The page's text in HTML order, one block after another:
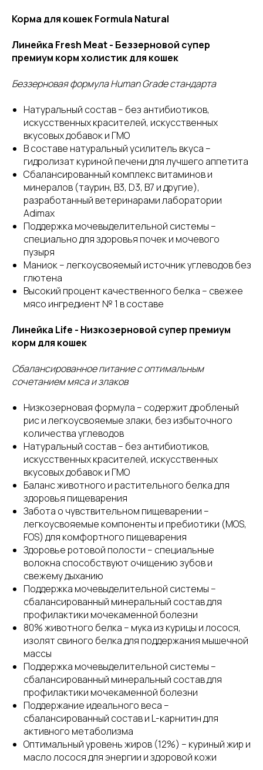
Корма для кошек Formula Natural
Линейка Fresh Meat - Беззерновой супер
премиум корм холистик для кошек
Беззерновая формула Human Grade стандарта
Натуральный состав – без антибиотиков,
искусственных красителей, искусственных
вкусовых добавок и ГМО
В составе натуральный усилитель вкуса –
гидролизат куриной печени для лучшего аппетита
Сбалансированный комплекс витаминов и
минералов (таурин, В3, D3, В7 и другие),
разработанный ветеринарами лаборатории
Adimax
Поддержка мочевыделительной системы –
специально для здоровья почек и мочевого
пузыря
Маниок – легкоусвояемый источник углеводов без
глютена
Высокий процент качественного белка – свежее
мясо ингредиент № 1 в составе
Линейка Life - Низкозерновой супер премиум
корм для кошек
Сбалансированное питание с оптимальным
сочетанием мяса и злаков
Низкозерновая формула – содержит дробленый
рис и легкоусвояемые злаки, без избыточного
количества углеводов
Натуральный состав – без антибиотиков,
искусственных красителей, искусственных
вкусовых добавок и ГМО
Баланс животного и растительного белка для
здоровья пищеварения
Забота о чувствительном пищеварении –
легкоусвояемые компоненты и пребиотики (MOS,
FOS) для комфортного пищеварения
Здоровье ротовой полости – специальные
волокна способствуют очищению зубов и
свежему дыханию
Поддержка мочевыделительной системы –
сбалансированный минеральный состав для
профилактики мочекаменной болезни
80% животного белка – мука из курицы и лосося,
изолят свиного белка для поддержания мышечной
массы
Поддержка мочевыделительной системы –
сбалансированный минеральный состав для
профилактики мочекаменной болезни
Поддержание идеального веса –
сбалансированный состав и L-карнитин для
активного метаболизма
Оптимальный уровень жиров (12%) – куриный жир и
масло лосося для энергии и здоровой кожи